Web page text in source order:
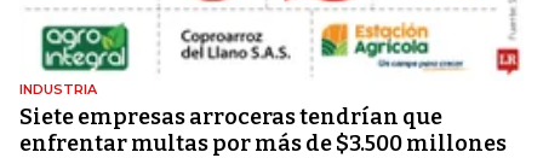
INDUSTRIA
Siete empresas arroceras tendrían que
enfrentar multas por más de $3.500 millones